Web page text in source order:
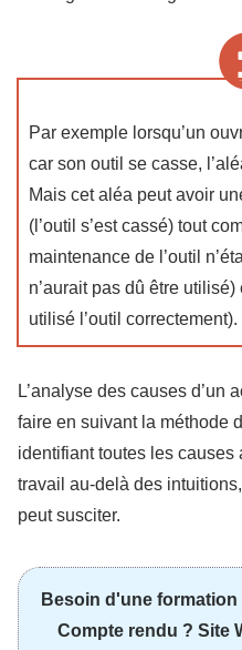
Par exemple lorsqu’un
car son outil se casse,
Mais cet aléa peut avoir
(l’outil s’est cassé) tout
maintenance de l’outil
n’aurait pas dû être utilisé)
utilisé l’outil correctement).
L’analyse des causes d’un
faire en suivant la méthode
identifiant toutes les causes
travail au-delà des
peut susciter.
Besoin d'une formation
Compte rendu ? Site